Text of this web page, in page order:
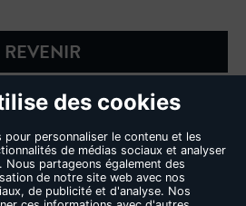
REVENIR
CONTACT